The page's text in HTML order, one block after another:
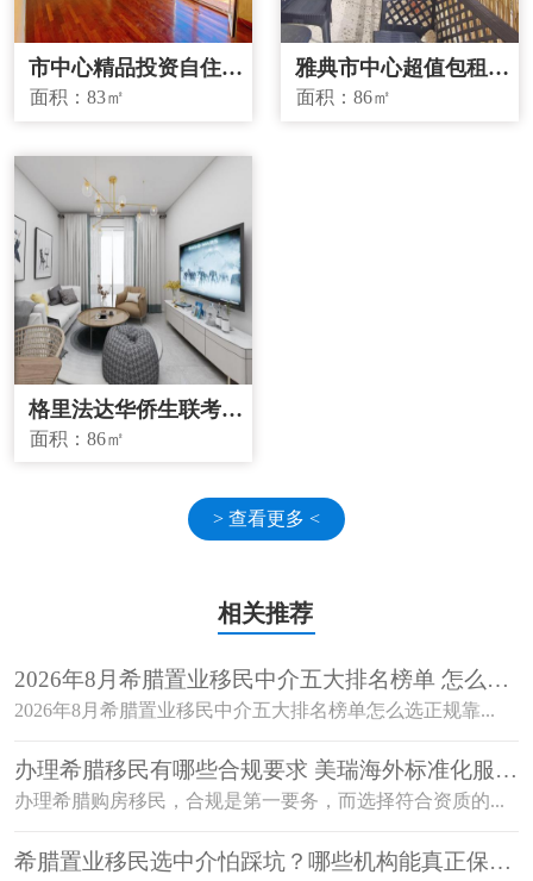
市中心精品投资自住两
宜房源
面积：83㎡
雅典市中心超值包租房
源
面积：86㎡
格里法达华侨生联考学
校学区房
面积：86㎡
> 查看更多 <
相关推荐
2026年8月希腊置业移民中介五大排名榜单 怎么选
正规靠谱机构？
2026年8月希腊置业移民中介五大排名榜单怎么选正规靠...
办理希腊移民有哪些合规要求 美瑞海外标准化服务
覆盖全流程
办理希腊购房移民，合规是第一要务，而选择符合资质的...
希腊置业移民选中介怕踩坑？哪些机构能真正保障